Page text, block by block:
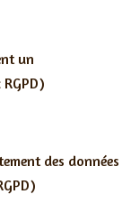
un
des données